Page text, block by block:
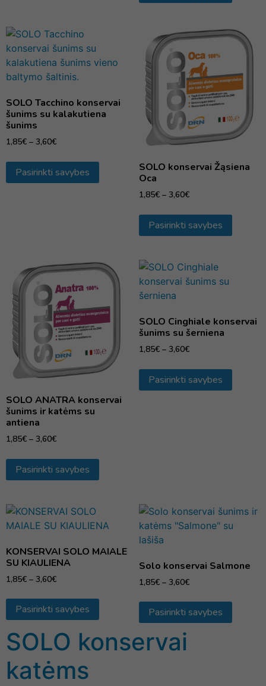
SOLO Tacchino konservai
šunims su kalakutiena
šunims
1,85€ – 3,60€
Pasirinkti savybes
SOLO konservai Žąsiena
Oca
1,85€ – 3,60€
Pasirinkti savybes
SOLO ANATRA konservai
šunims ir katėms su
antiena
1,85€ – 3,60€
Pasirinkti savybes
SOLO Cinghiale konservai
šunims su šerniena
1,85€ – 3,60€
Pasirinkti savybes
KONSERVAI SOLO MAIALE
SU KIAULIENA
1,85€ – 3,60€
Pasirinkti savybes
Solo konservai Salmone
1,85€ – 3,60€
Pasirinkti savybes
SOLO konservai
katėms